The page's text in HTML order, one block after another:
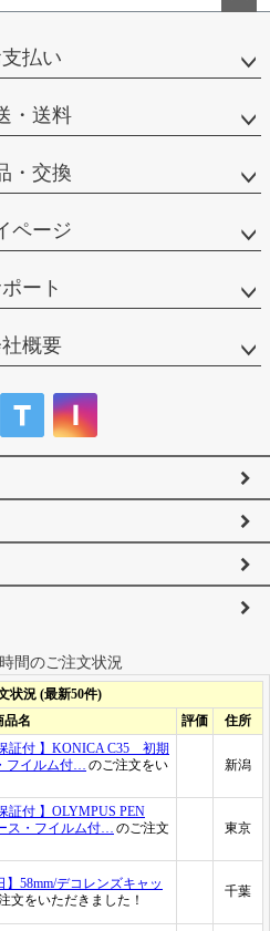
ップ
払い
・送料
・交換
ページ
ート
概要
間のご注文状況